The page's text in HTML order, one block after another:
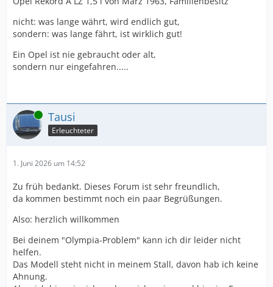
nicht: was lange währt, wird endlich gut,
sondern: was lange fährt, ist wirklich gut!
Ein Opel ist nie gebraucht oder alt,
sondern nur eingefahren.....
Online Tausi
Erleuchteter
1. Juni 2026 um 14:52
Zu früh bedankt. Dieses Forum ist sehr freundlich,
da kommen bestimmt noch ein paar Begrüßungen.
Also: herzlich willkommen
Bei deinem "Olympia-Problem" kann ich dir leider nicht
helfen.
Das Modell steht nicht in meinem Stall, davon hab ich keine
Ahnung.